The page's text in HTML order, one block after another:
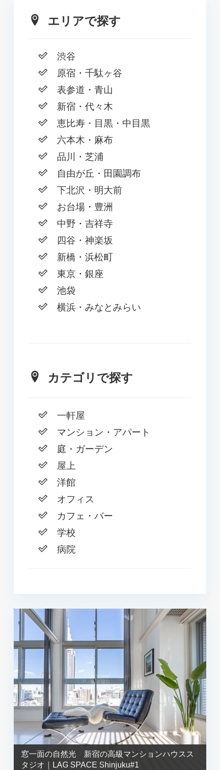
エリアで探す
渋谷
原宿・千駄ヶ谷
表参道・青山
新宿・代々木
恵比寿・目黒・中目黒
六本木・麻布
品川・芝浦
自由が丘・田園調布
下北沢・明大前
お台場・豊洲
中野・吉祥寺
四谷・神楽坂
新橋・浜松町
東京・銀座
池袋
横浜・みなとみらい
カテゴリで探す
一軒屋
マンション・アパート
庭・ガーデン
屋上
洋館
オフィス
カフェ・バー
学校
病院
窓一面の自然光 新宿の高級マンションハウスス
タジオ｜LAG SPACE Shinjuku#1